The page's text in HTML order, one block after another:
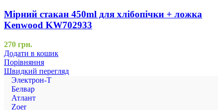
Мірний стакан 450ml для хлібопічки + ложка
Kenwood KW702933
270 грн.
Додати в кошик
Порівняння
Швидкий перегляд
Электрон-Т
Белвар
Атлант
Zoer